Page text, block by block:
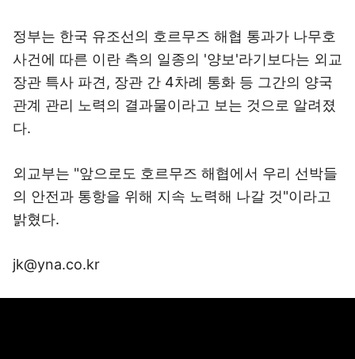
정부는 한국 유조선의 호르무즈 해협 통과가 나무호
사건에 따른 이란 측의 일종의 '양보'라기보다는 외교
장관 특사 파견, 장관 간 4차례 통화 등 그간의 양국
관계 관리 노력의 결과물이라고 보는 것으로 알려졌
다.
외교부는 "앞으로도 호르무즈 해협에서 우리 선박들
의 안전과 통항을 위해 지속 노력해 나갈 것"이라고
밝혔다.
jk@yna.co.kr